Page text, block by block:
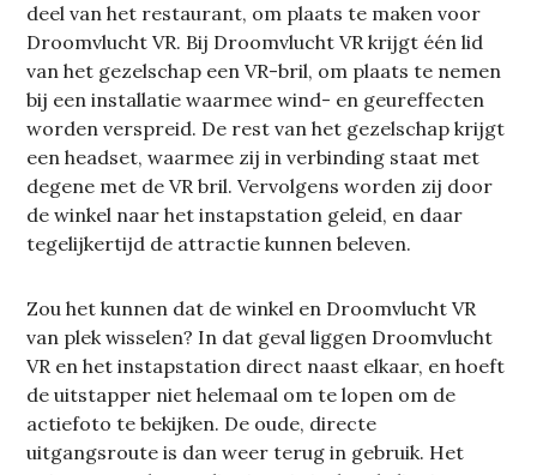
deel van het restaurant, om plaats te maken voor
Droomvlucht VR. Bij Droomvlucht VR krijgt één lid
van het gezelschap een VR-bril, om plaats te nemen
bij een installatie waarmee wind- en geureffecten
worden verspreid. De rest van het gezelschap krijgt
een headset, waarmee zij in verbinding staat met
degene met de VR bril. Vervolgens worden zij door
de winkel naar het instapstation geleid, en daar
tegelijkertijd de attractie kunnen beleven.
Zou het kunnen dat de winkel en Droomvlucht VR
van plek wisselen? In dat geval liggen Droomvlucht
VR en het instapstation direct naast elkaar, en hoeft
de uitstapper niet helemaal om te lopen om de
actiefoto te bekijken. De oude, directe
uitgangsroute is dan weer terug in gebruik. Het